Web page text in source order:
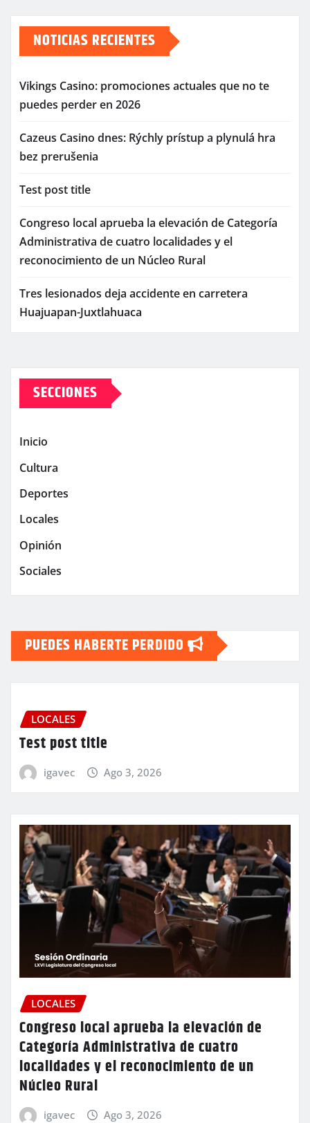
NOTICIAS RECIENTES
Vikings Casino: promociones actuales que no te
puedes perder en 2026
Cazeus Casino dnes: Rýchly prístup a plynulá hra
bez prerušenia
Test post title
Congreso local aprueba la elevación de Categoría
Administrativa de cuatro localidades y el
reconocimiento de un Núcleo Rural
Tres lesionados deja accidente en carretera
Huajuapan-Juxtlahuaca
SECCIONES
Inicio
Cultura
Deportes
Locales
Opinión
Sociales
PUEDES HABERTE PERDIDO
LOCALES
Test post title
igavec Ago 3, 2026
LOCALES
Congreso local aprueba la elevación de
Categoría Administrativa de cuatro
localidades y el reconocimiento de un
Núcleo Rural
igavec Ago 3, 2026